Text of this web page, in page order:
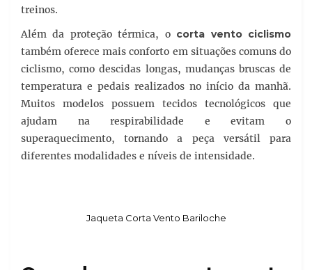
treinos.
Além da proteção térmica, o corta vento ciclismo
também oferece mais conforto em situações comuns do
ciclismo, como descidas longas, mudanças bruscas de
temperatura e pedais realizados no início da manhã.
Muitos modelos possuem tecidos tecnológicos que
ajudam na respirabilidade e evitam o
superaquecimento, tornando a peça versátil para
diferentes modalidades e níveis de intensidade.
Jaqueta Corta Vento Bariloche